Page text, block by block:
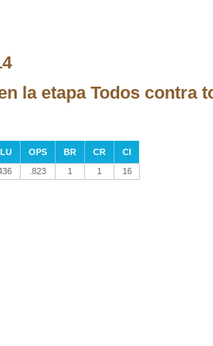
la etapa Todos contra
OPS BR CR
CI
.823 1 1 16